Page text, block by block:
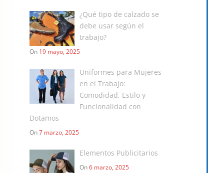
¿Qué tipo de calzado se
debe usar según el
trabajo?
On 19 mayo, 2025
Uniformes para Mujeres
en el Trabajo:
Comodidad, Estilo y
Funcionalidad con
Dotamos
On7 marzo, 2025
Elementos Publicitarios
On6 marzo, 2025